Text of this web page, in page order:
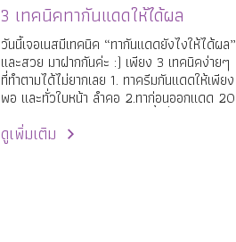
3 เทคนิคทากันแดดให้ได้ผล
วันนี้เจอเนสมีเทคนิค “ทากันแดดยังไงให้ได้ผล”
และสวย มาฝากกันค่ะ :) เพียง 3 เทคนิคง่ายๆ
ที่ทำตามได้ไม่ยากเลย 1. ทาครีมกันแดดให้เพียง
พอ และทั่วใบหน้า ลำคอ 2.ทาก่อนออกแดด 20
50+ ขึ้นไป
ดูเพิ่มเติม